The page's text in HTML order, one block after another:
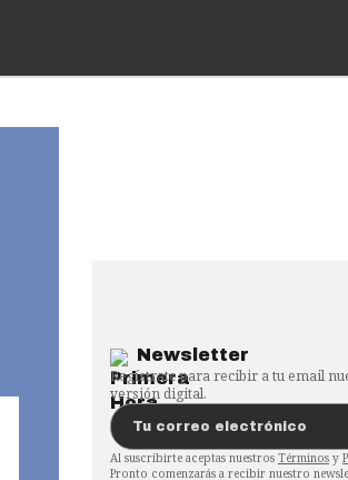
Newsletter
Regístrate para recibir a tu email
versión digital.
Al suscribirte aceptas nuestros Términos y
Pronto comenzarás a recibir nuestro